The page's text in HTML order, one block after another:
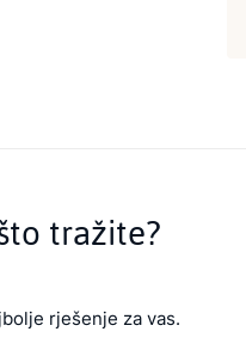
tražite?
rješenje za vas.